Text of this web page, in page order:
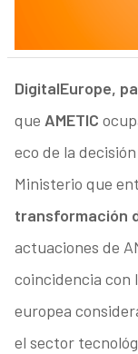
DigitalEurope,
que AMETIC
eco de la
Ministerio que
transformación
actuaciones de
coincidencia con
europea
el sector